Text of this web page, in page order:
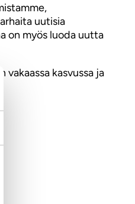
uutisia
on myös luoda uutta
kasvussa ja